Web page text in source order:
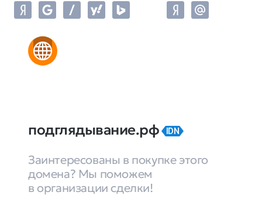
подглядывание.рф IDN
Заинтересованы в покупке этого
домена? Мы поможем
в организации сделки!